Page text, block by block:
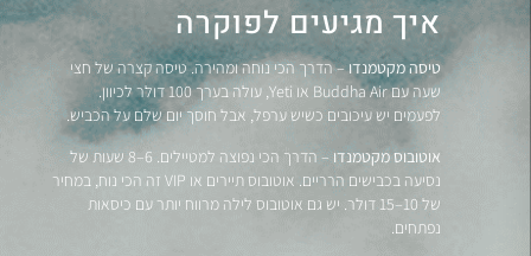
איך מגיעים לפוקרה
טיסה מקטמנדו– הדרך הכי נוחה ומהירה. טיסה קצרה של חצי
שעה עם Buddha Air או Yeti, עולה בערך 100 דולר לכיוון.
לפעמים יש עיכובים כשיש ערפל, אבל חוסך יום שלם על הכביש.
אוטובוס מקטמנדו
– הדרך הכי נפוצה למטיילים. 6–8 שעות של
נסיעה בכבישים הרריים. אוטובוס תיירים או VIP זה הכי נוח, במחיר
של 10–15 דולר. יש גם אוטובוס לילה מרווח יותר עם כיסאות
נפתחים.